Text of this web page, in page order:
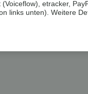
etracker,
links unten). Weitere